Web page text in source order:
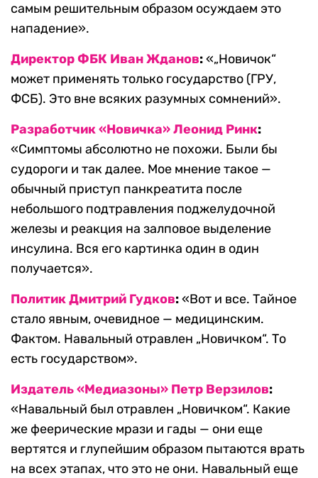
самым решительным образом осуждаем это
нападение».
Директор ФБК Иван Жданов:«„Новичок“
может применять только государство (ГРУ,
ФСБ). Это вне всяких разумных сомнений».
Разработчик «Новичка» Леонид Ринк:
«Симптомы абсолютно не похожи. Были бы
судороги и так далее. Мое мнение такое —
обычный приступ панкреатита после
небольшого подтравления поджелудочной
железы и реакция на залповое выделение
инсулина. Вся его картинка один в один
получается».
Политик Дмитрий Гудков:«Вот и все. Тайное
стало явным, очевидное — медицинским.
Фактом. Навальный отравлен „Новичком“. То
есть государством».
Издатель «Медиазоны» Петр Верзилов:
«Навальный был отравлен „Новичком“. Какие
же феерические мрази и гады — они еще
вертятся и глупейшим образом пытаются врать
на всех этапах, что это не они. Навальный еще